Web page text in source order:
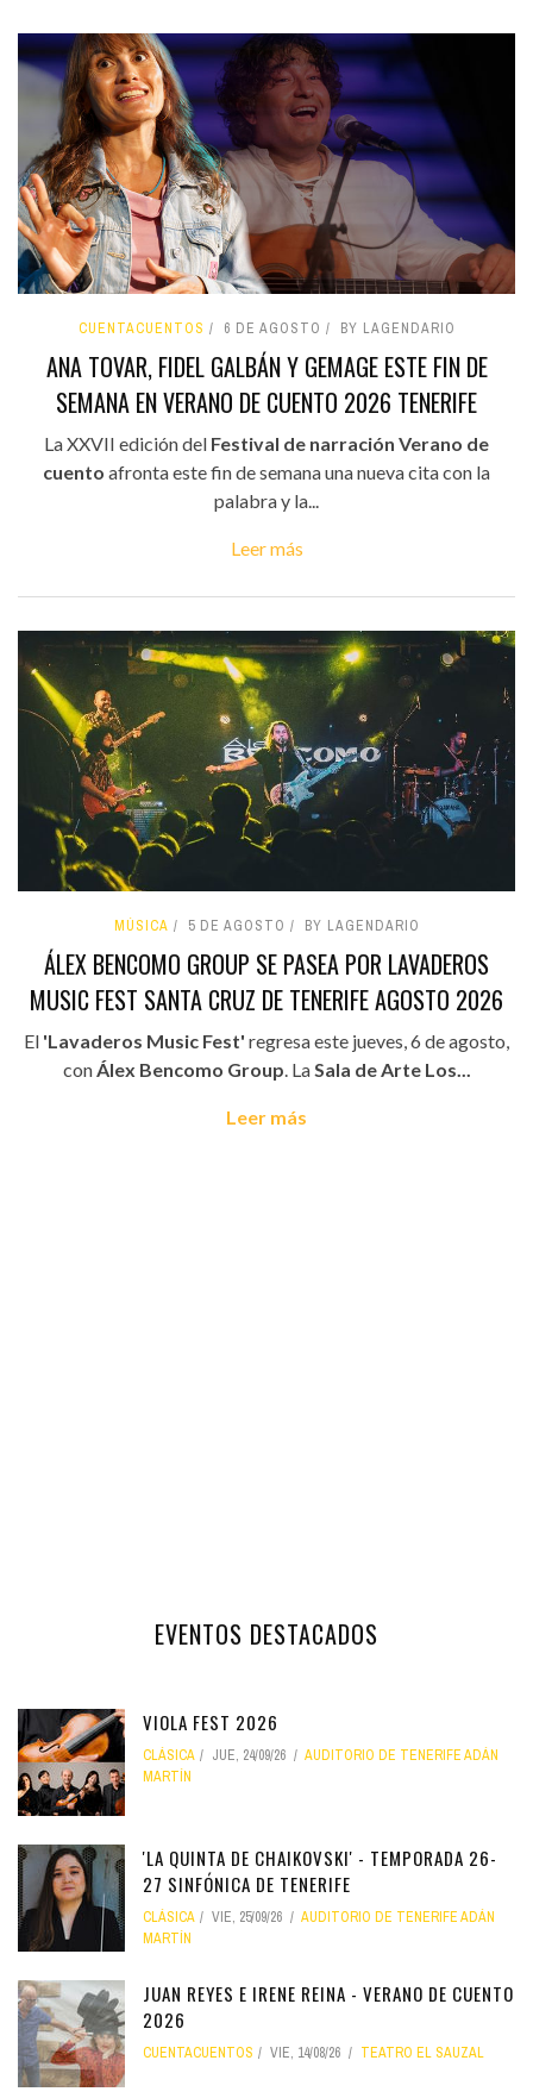
CUENTACUENTOS 6 DE AGOSTO BY LAGENDARIO
ANA TOVAR, FIDEL GALBÁN Y GEMAGE ESTE FIN DE
SEMANA EN VERANO DE CUENTO 2026 TENERIFE
La XXVII edición del Festival de narración Verano de
cuento afronta este fin de semana una nueva cita con la
palabra y la...
Leer más
MÚSICA 5 DE AGOSTO BY LAGENDARIO
ÁLEX BENCOMO GROUP SE PASEA POR LAVADEROS
MUSIC FEST SANTA CRUZ DE TENERIFE AGOSTO 2026
El 'Lavaderos Music Fest' regresa este jueves, 6 de agosto,
conÁlex Bencomo Group. LaSala de Arte Los...
Leer más
EVENTOS DESTACADOS
VIOLA FEST 2026
CLÁSICA JUE, 24/09/26
AUDITORIO DE TENERIFE ADÁN
MARTÍN
'LA QUINTA DE CHAIKOVSKI' - TEMPORADA 26-
27 SINFÓNICA DE TENERIFE
CLÁSICA VIE, 25/09/26
AUDITORIO DE TENERIFE ADÁN
MARTÍN
JUAN REYES E IRENE REINA - VERANO DE CUENTO
2026
CUENTACUENTOS VIE, 14/08/26 TEATRO EL SAUZAL